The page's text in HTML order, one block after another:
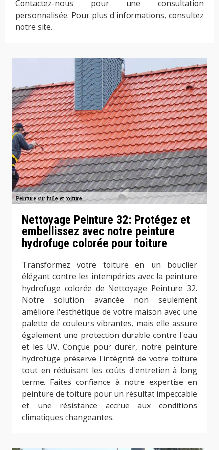
Contactez-nous pour une consultation
personnalisée. Pour plus d'informations, consultez
notre site.
Nettoyage Peinture 32: Protégez et
embellissez avec notre peinture
hydrofuge colorée pour toiture
Transformez votre toiture en un bouclier
élégant contre les intempéries avec la peinture
hydrofuge colorée de Nettoyage Peinture 32.
Notre solution avancée non seulement
améliore l'esthétique de votre maison avec une
palette de couleurs vibrantes, mais elle assure
également une protection durable contre l'eau
et les UV. Conçue pour durer, notre peinture
hydrofuge préserve l'intégrité de votre toiture
tout en réduisant les coûts d'entretien à long
terme. Faites confiance à notre expertise en
peinture de toiture pour un résultat impeccable
et une résistance accrue aux conditions
climatiques changeantes.